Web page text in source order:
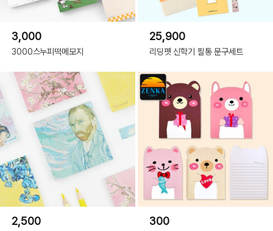
3,000
3000스누피떡메모지
25,900
리딩펫 신학기 필통 문구세트
2,500 300